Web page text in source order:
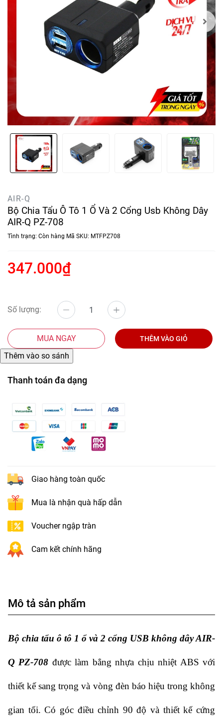
AIR-Q
Bộ Chia Tẩu Ô Tô 1 Ổ Và 2 Cổng Usb Không Dây
AIR-Q PZ-708
Tình trạng: Còn hàng Mã SKU: MTFPZ708
347.000₫
Số lượng:
MUA NGAY THÊM VÀO GIỎ
Thanh toán đa dạng
Giao hàng toàn quốc
Mua là nhận quà hấp dẫn
Voucher ngập tràn
Cam kết chính hãng
Mô tả sản phẩm
Bộ chia tẩu ô tô 1 ổ và 2 cổng USB không dây AIR-
Q PZ-708 được làm bẳng nhựa chịu nhiệt ABS với
thiết kế sang trọng và vòng đèn báo hiệu trong không
gian tối. Có góc điều chỉnh 90 độ và thiết kế cứng